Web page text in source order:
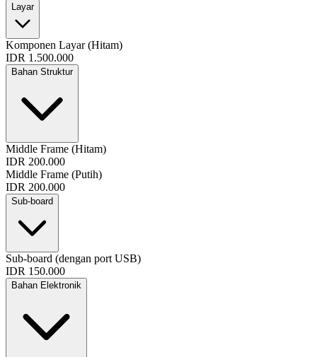
Layar
Komponen Layar (Hitam)
IDR 1.500.000
Bahan Struktur
Middle Frame (Hitam)
IDR 200.000
Middle Frame (Putih)
IDR 200.000
Sub-board
Sub-board (dengan port USB)
IDR 150.000
Bahan Elektronik